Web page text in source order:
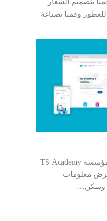
وقمنا بصياغة
منصة إلكترونية خاصة بمؤسسة TS-Academy
عرض معلومات
ويمكن…